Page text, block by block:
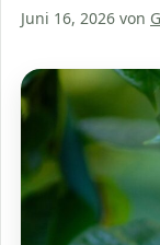
Juni 16, 2026 von